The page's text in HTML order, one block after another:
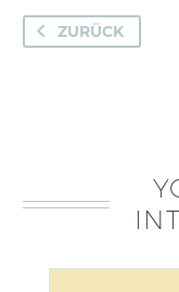
konform,
nummeriert,
ZURÜCK